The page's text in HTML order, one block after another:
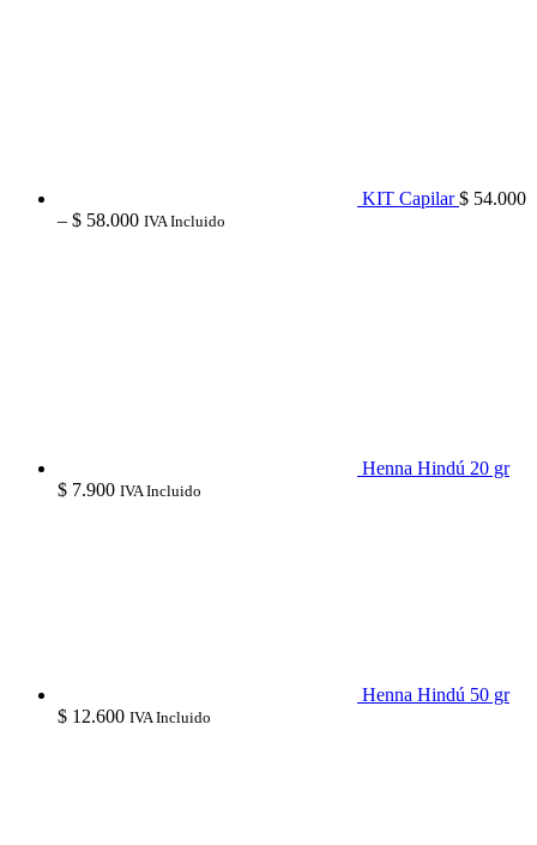
KIT Capilar $ 54.000
– $ 58.000Price
IVA Incluido
Henna Hindú 20 gr
$ 7.900 IVA Incluido
Henna Hindú 50 gr
$ 12.600 IVA Incluido